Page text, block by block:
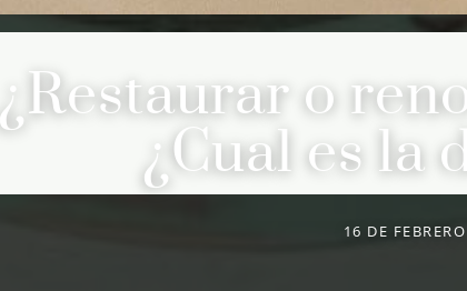
¿Restaurar o
¿Cual es la
16 DE